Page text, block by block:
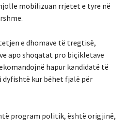
mobilizuan rrjetet e tyre në
e dhomave të tregtisë,
apo shoqatat pro biçikletave
hapur kandidatë të
dyfishtë kur bëhet fjalë për
program politik, është origjinë,